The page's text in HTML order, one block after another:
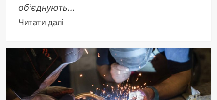
об’єднують...
Читати даліДокладніше
З
якою
метою
створюють
технополіси: